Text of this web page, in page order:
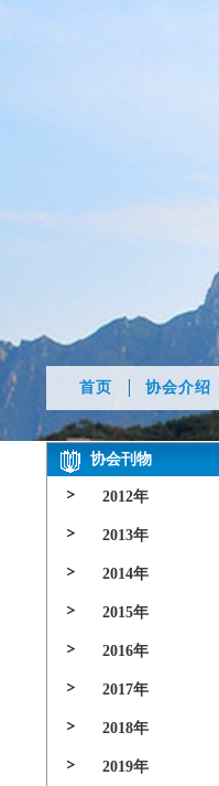
首页 协会介绍
协会刊物
2012年
2013年
2014年
2015年
2016年
2017年
2018年
2019年